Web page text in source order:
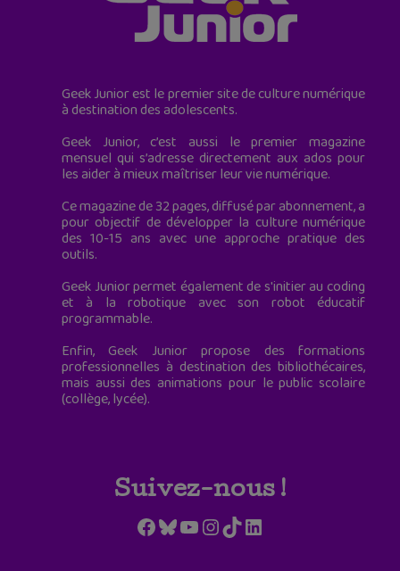
Geek Junior est le premier site de culture numérique
à destination des adolescents.
Geek Junior, c’est aussi le premier magazine
mensuel qui s’adresse directement aux ados pour
les aider à mieux maîtriser leur vie numérique.
Ce magazine de 32 pages, diffusé par abonnement, a
pour objectif de développer la culture numérique
des 10-15 ans avec une approche pratique des
outils.
Geek Junior permet également de s'initier au coding
et à la robotique avec son robot éducatif
programmable.
Enfin, Geek Junior propose des formations
professionnelles à destination des bibliothécaires,
mais aussi des animations pour le public scolaire
(collège, lycée).
Suivez-nous !
Facebook
Bluesky
YouTube
Instagram
TikTokLinkedIn